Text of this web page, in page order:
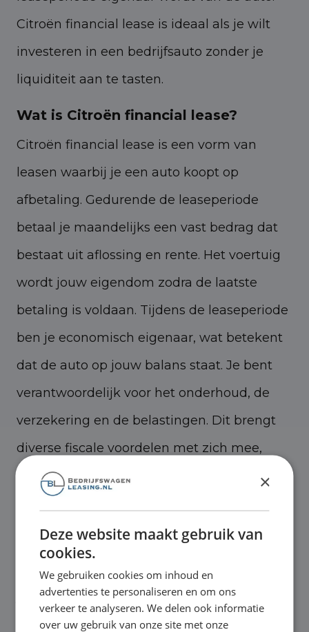
Citroën financial lease is ideaal als je wilt
investeren in een bedrijfsauto zonder je
liquiditeit aan te tasten.
Wat is Citroën financial lease?
Citroën financial lease is een vorm van
leasen waarbij je een auto koopt op
afbetaling. Gedurende de leaseperiode
betaal je maandelijks een vast bedrag dat
bestaat uit aflossing en rente. Het voertuig
wordt jouw eigendom zodra de laatste
betaling is voldaan. Tijdens de leaseperiode
ben je economisch eigenaar, wat betekent
dat de auto op jouw balans staat. Je bent
verantwoordelijk voor het onderhoud, de
verzekering en de belastingen. Dit brengt
diverse fiscale voordelen met zich mee,
zoals investeringsaftrek en mogelijkheden
Voordelen van Citroën financial lease
Een groot voordeel van financial lease is dat
je meteen economisch eigenaar bent. Dit
heeft fiscale voordelen, zoals afschrijving,
×
Deze website maakt gebruik van
cookies.
We gebruiken cookies om inhoud en
advertenties te personaliseren en om ons
verkeer te analyseren. We delen ook informatie
over uw gebruik van onze site met onze